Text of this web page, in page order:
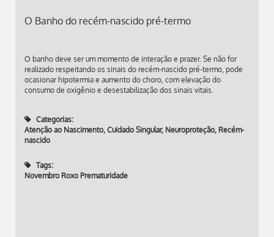
O Banho do recém-nascido pré-termo
O banho deve ser um momento de interação e prazer. Se não for
realizado respeitando os sinais do recém-nascido pré-termo, pode
ocasionar hipotermia e aumento do choro, com elevação do
consumo de oxigênio e desestabilização dos sinais vitais.
Categorias:
Atenção ao Nascimento, Cuidado Singular, Neuroproteção, Recém-
nascido
Tags:
Novembro Roxo Prematuridade